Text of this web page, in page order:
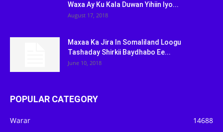
Waxa Ay Ku Kala Duwan Yihiin Iyo...
August 17, 2018
Maxaa Ka Jira In Somaliland Loogu
Tashaday Shirkii Baydhabo Ee...
June 10, 2018
POPULAR CATEGORY
Warar
14688